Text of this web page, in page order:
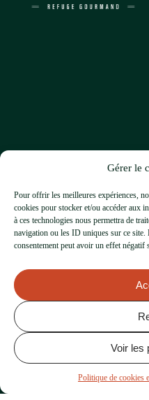
Gérer le
Pour offrir les meilleures expériences,
cookies pour stocker et/ou accéder aux
à ces technologies nous permettra de
navigation ou les ID uniques sur ce site.
consentement peut avoir un effet négatif
Voir les
Politique de cookies